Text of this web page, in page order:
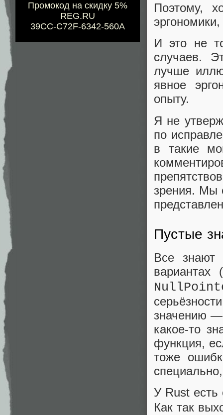
Промокод на скидку 5%
REG.RU
39CC-C72F-6342-560A
Поэтому,
И это не
случаев.
лучше
явное
опыту.
Я не
по
в такие
зрения. Мы
Пустые
Все знают
вариантах (
значению —
какое-то
функция,
тоже
У Rust есть
Как так